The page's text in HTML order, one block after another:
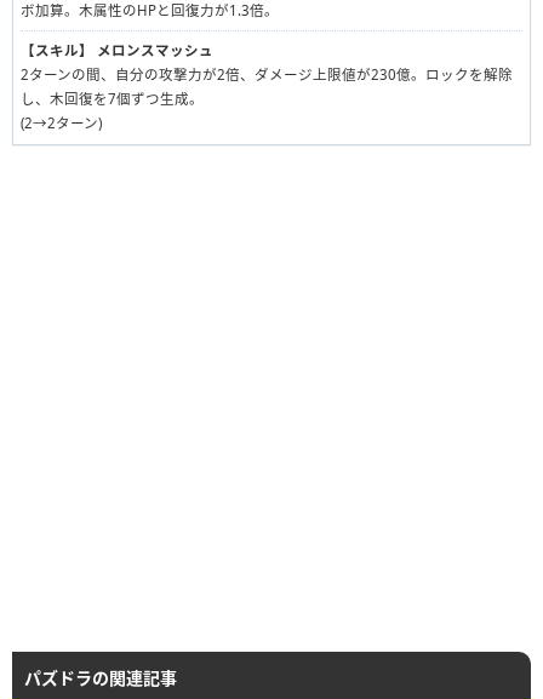
ボ加算。木属性のHPと回復力が1.3倍。
【スキル】
メロンスマッシュ
2ターンの間、自分の攻撃力が2倍、ダメージ上限値が230億。ロックを解除
し、木回復を7個ずつ生成。
(2→2ターン)
パズドラの関連記事